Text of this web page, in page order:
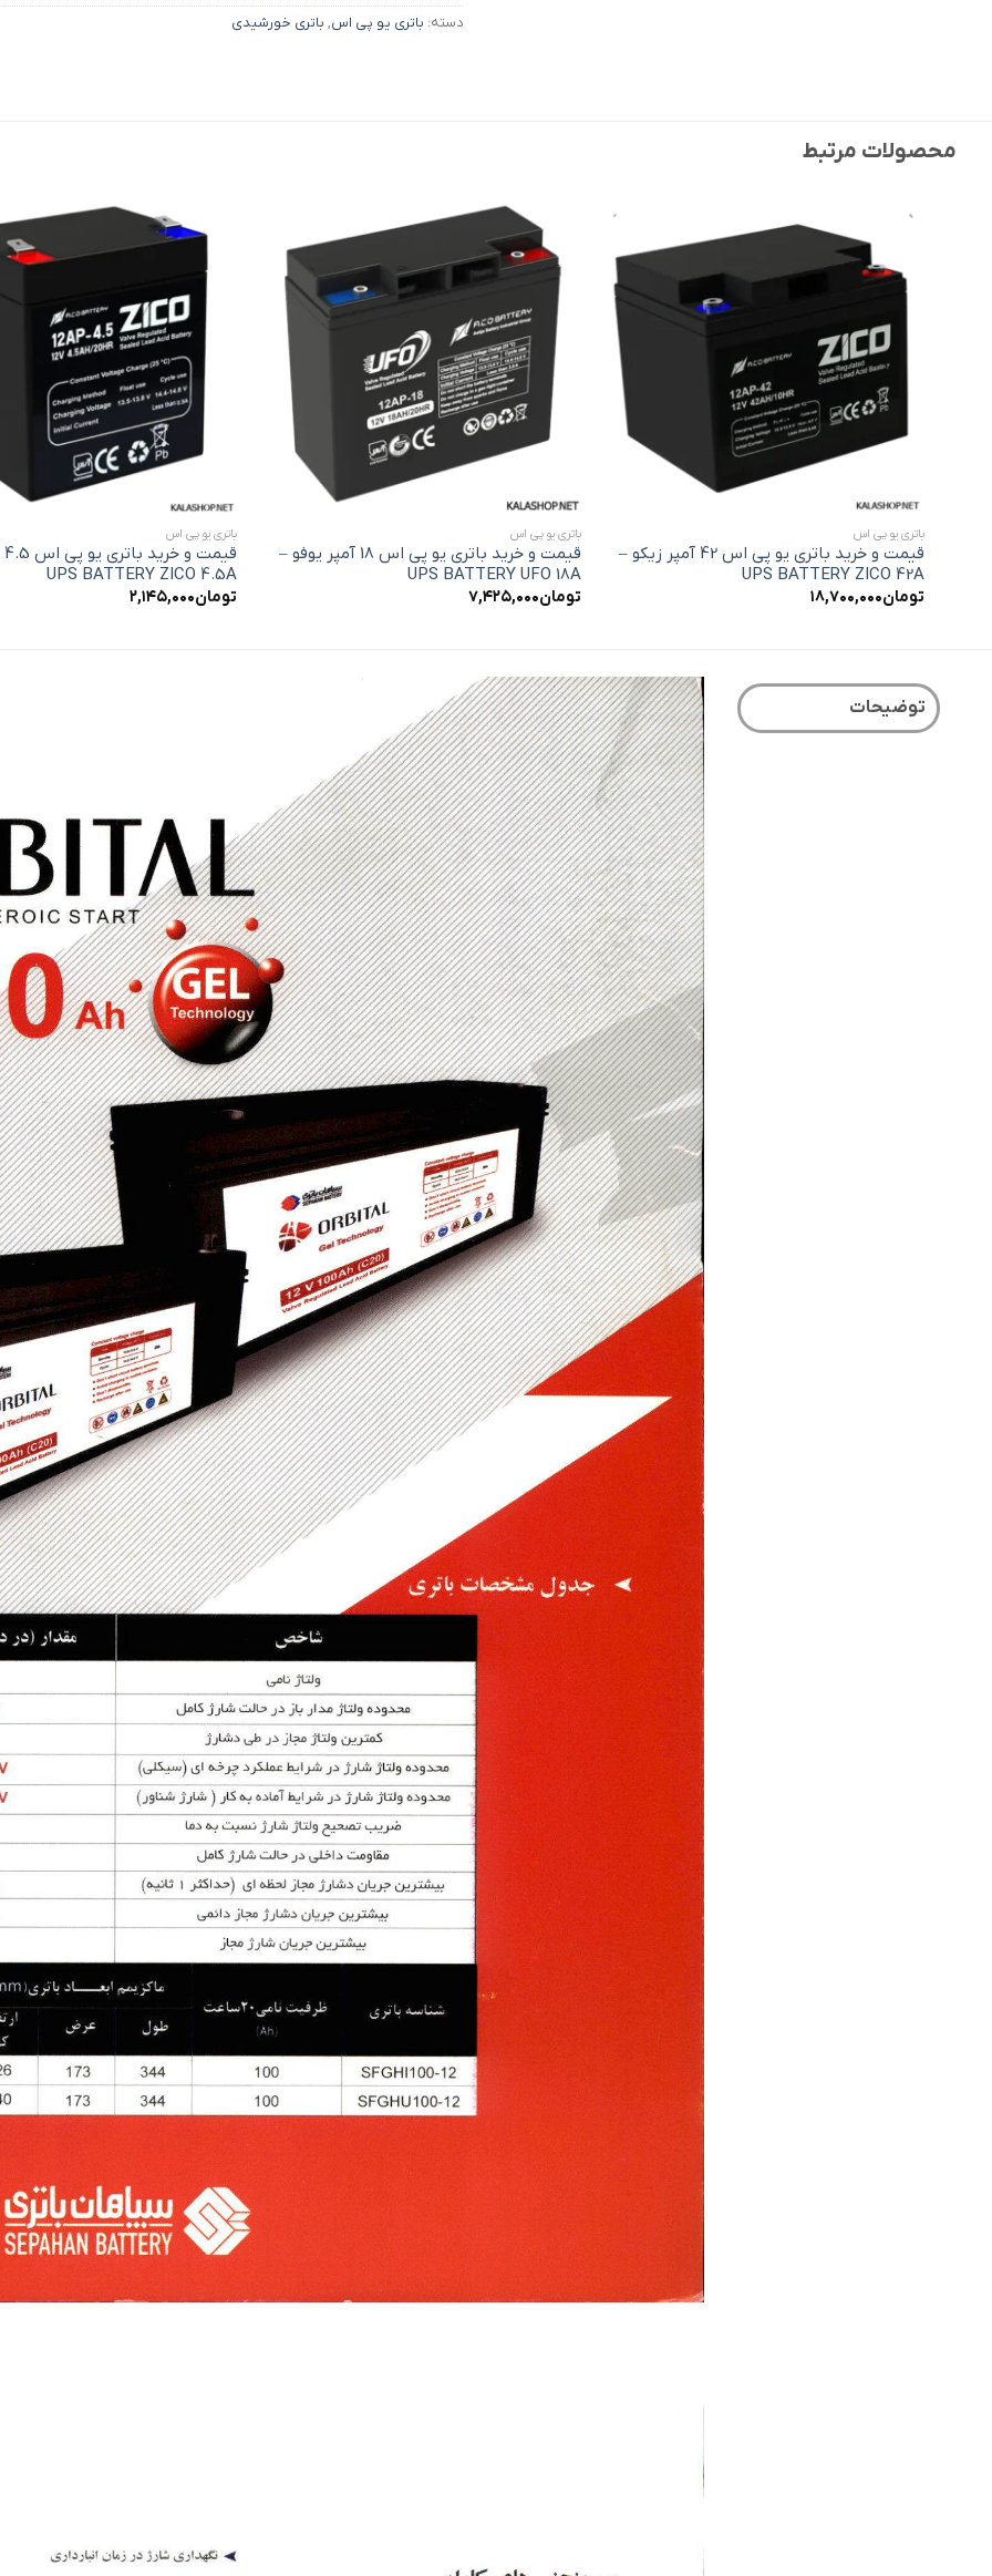
دسته: باتری یو پی اس, باتری خورشیدی
محصولات مرتبط
افزودن
علاقه
مندی
باتری یو پی اس
قیمت و خرید باتری یو پی اس 42 آمپر زیکو –
UPS BATTERY ZICO 42A
تومان۱۸,۷۰۰,۰۰۰
افزودن
علاقه
مندی
ها
باتری یو پی اس
قیمت و خرید باتری یو پی اس 18 آمپر یوفو –
UPS BATTERY UFO 18A
تومان۷,۴۲۵,۰۰۰
باتری یو پی اس
UPS BATTERY ZICO 4.5A
تومان۲,۱۴۵,۰۰۰
توضیحات